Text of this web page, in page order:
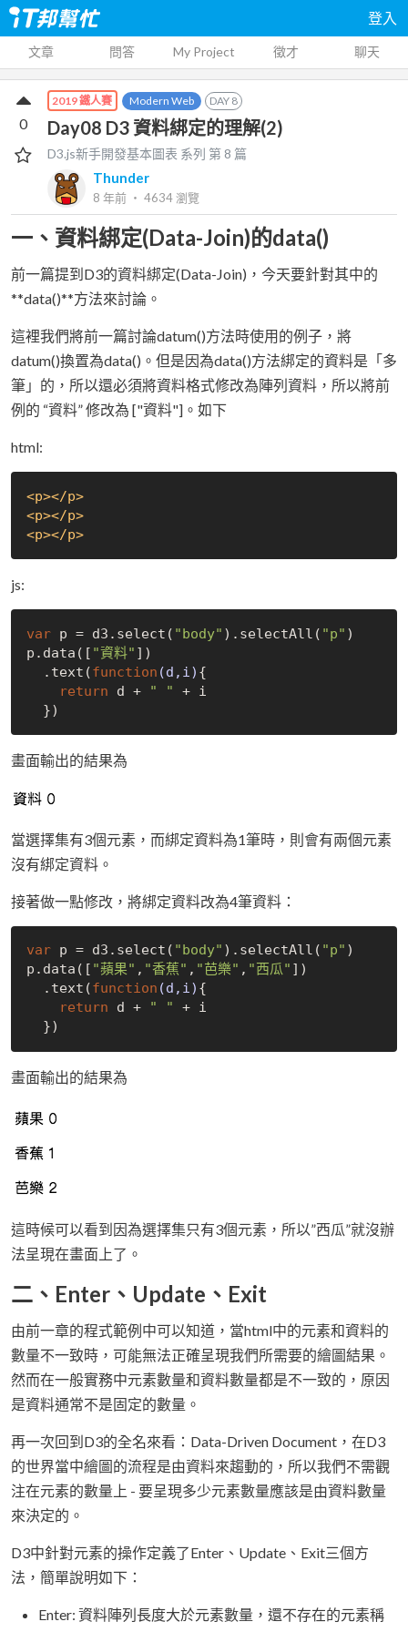
登入
文章 問答 My Project 徵才 聊天
2019 鐵人賽 Modern Web DAY 8
Day08 D3 資料綁定的理解(2)
D3.js新手開發基本圖表 系列 第 8 篇
Thunder
8 年前 ‧ 4634瀏覽
0
一、資料綁定(Data-Join)的data()
前一篇提到D3的資料綁定(Data-Join)，今天要針對其中的
**data()**方法來討論。
這裡我們將前一篇討論datum()方法時使用的例子，將
datum()換置為data()。但是因為data()方法綁定的資料是「多
筆」的，所以還必須將資料格式修改為陣列資料，所以將前
例的 “資料” 修改為 ["資料"]。如下
html:
<p></p>
<p></p>
<p></p>
js:
var p = d3.select( "body" ).selectAll( "p" )
p.data([ "資料" ])
  .text(
function (d,i) {
return d + " " + i
畫面輸出的結果為
當選擇集有3個元素，而綁定資料為1筆時，則會有兩個元素
沒有綁定資料。
接著做一點修改，將綁定資料改為4筆資料：
var p = d3.select( "body" ).selectAll( "p" )
p.data([ "蘋果" , "香蕉" , "芭樂" , "西瓜" ])
  .text(
function (d,i) {
return d + " " + i
畫面輸出的結果為
這時候可以看到因為選擇集只有3個元素，所以”西瓜”就沒辦
法呈現在畫面上了。
二、Enter、Update、Exit
由前一章的程式範例中可以知道，當html中的元素和資料的
數量不一致時，可能無法正確呈現我們所需要的繪圖結果。
然而在一般實務中元素數量和資料數量都是不一致的，原因
是資料通常不是固定的數量。
再一次回到D3的全名來看：Data-Driven Document，在D3
的世界當中繪圖的流程是由資料來趨動的，所以我們不需觀
注在元素的數量上 - 要呈現多少元素數量應該是由資料數量
來決定的。
D3中針對元素的操作定義了Enter、Update、Exit三個方
法，簡單說明如下：
Enter: 資料陣列長度大於元素數量，還不存在的元素稱